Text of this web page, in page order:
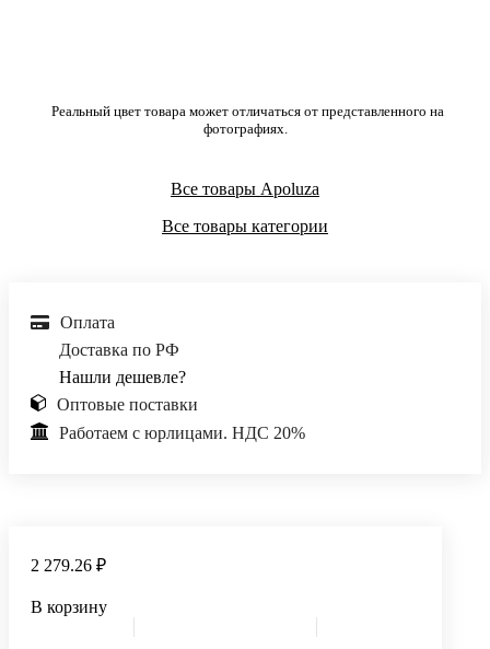
Реальный цвет товара может отличаться от представленного на
фотографиях.
Все товары Apoluza
Все товары категории
Оплата
Доставка по РФ
Нашли дешевле?
Оптовые поставки
Работаем с юрлицами. НДС 20%
2 279.26 ₽
В корзину